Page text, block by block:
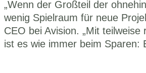
„Wenn der Großteil der
wenig Spielraum für neue
CEO bei Avision. „Mit
ist es wie immer beim Sparen: